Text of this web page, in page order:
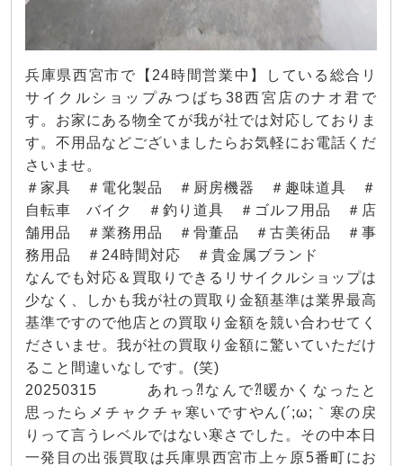
兵庫県西宮市で【24時間営業中】している総合リ
サイクルショップみつばち38西宮店のナオ君で
す。お家にある物全てが我が社では対応しておりま
す。不用品などございましたらお気軽にお電話くだ
さいませ。
＃家具 ＃電化製品 ＃厨房機器 ＃趣味道具 ＃
自転車 バイク ＃釣り道具 ＃ゴルフ用品 ＃店
舗用品 ＃業務用品 ＃骨董品 ＃古美術品 ＃事
務用品 ＃24時間対応 ＃貴金属ブランド
なんでも対応＆買取りできるリサイクルショップは
少なく、しかも我が社の買取り金額基準は業界最高
基準ですので他店との買取り金額を競い合わせてく
ださいませ。我が社の買取り金額に驚いていただけ
ること間違いなしです。(笑)
20250315 あれっ⁈なんで⁈暖かくなったと
思ったらメチャクチャ寒いですやん(´;ω;｀寒の戻
りって言うレベルではない寒さでした。その中本日
一発目の出張買取は兵庫県西宮市上ヶ原5番町にお